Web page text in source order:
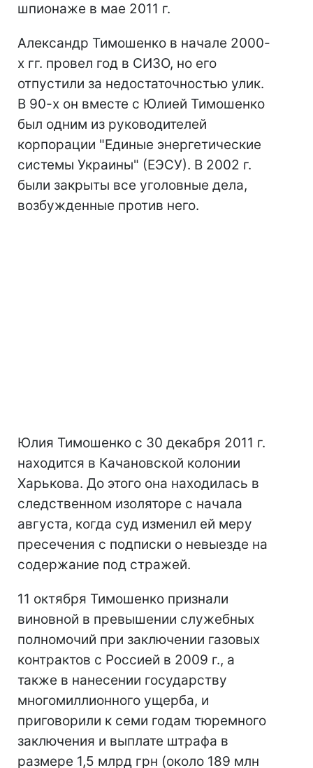
шпионаже в мае 2011 г.
Александр Тимошенко в начале 2000-
х гг. провел год в СИЗО, но его
отпустили за недостаточностью улик.
В 90-х он вместе с Юлией Тимошенко
был одним из руководителей
корпорации "Единые энергетические
системы Украины" (ЕЭСУ). В 2002 г.
были закрыты все уголовные дела,
возбужденные против него.
Юлия Тимошенко с 30 декабря 2011 г.
находится в Качановской колонии
Харькова. До этого она находилась в
следственном изоляторе с начала
августа, когда суд изменил ей меру
пресечения с подписки о невыезде на
содержание под стражей.
11 октября Тимошенко признали
виновной в превышении служебных
полномочий при заключении газовых
контрактов с Россией в 2009 г., а
также в нанесении государству
многомиллионного ущерба, и
приговорили к семи годам тюремного
заключения и выплате штрафа в
размере 1,5 млрд грн (около 189 млн